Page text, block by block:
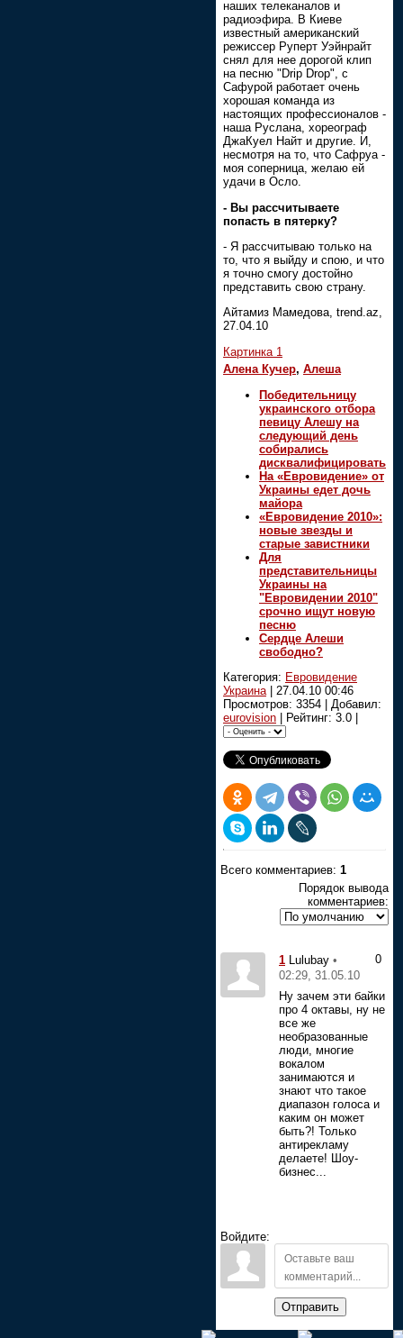
наших телеканалов и
радиоэфира. В Киеве
известный американский
режиссер Руперт Уэйнрайт
снял для нее дорогой клип
на песню "Drip Drop", с
Сафурой работает очень
хорошая команда из
настоящих профессионалов -
наша Руслана, хореограф
ДжаКуел Найт и другие. И,
несмотря на то, что Сафруа -
моя соперница, желаю ей
удачи в Осло.
- Вы рассчитываете
попасть в пятерку?
- Я рассчитываю только на
то, что я выйду и спою, и что
я точно смогу достойно
представить свою страну.
Айтамиз Мамедова, trend.az,
27.04.10
Картинка 1
Алена Кучер, Алеша
Победительницу
украинского отбора
певицу Алешу на
следующий день
собирались
дисквалифицировать
На «Евровидение» от
Украины едет дочь
майора
«Евровидение 2010»:
новые звезды и
старые завистники
Для
представительницы
Украины на
"Евровидении 2010"
срочно ищут новую
песню
Сердце Алеши
свободно?
Категория: Евровидение
Украина
27.04.10 00:46
Просмотров: 3354 | Добавил:
eurovision | Рейтинг: 3.0 |
Всего комментариев: 1
Порядок вывода
комментариев:
0
1 Lulubay •
02:29, 31.05.10
Ну зачем эти байки
про 4 октавы, ну не
все же
необразованные
люди, многие
вокалом
занимаются и
знают что такое
диапазон голоса и
каким он может
быть?! Только
антирекламу
делаете! Шоу-
бизнес...
Войдите:
Отправить